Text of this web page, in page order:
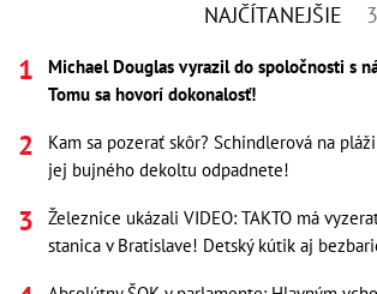
NAJČÍTANEJŠIE
Michael Douglas vyrazil do spoločnosti s
Tomu sa hovorí dokonalosť!
Kam sa pozerať skôr? Schindlerová na
jej bujného dekoltu odpadnete!
Železnice ukázali VIDEO: TAKTO má
stanica v Bratislave! Detský kútik aj